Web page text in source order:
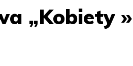
„Kobiety